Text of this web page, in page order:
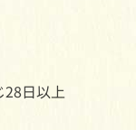
28日以上